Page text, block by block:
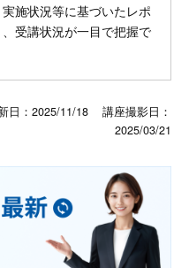
施状況等に基づいたレポ
受講状況が一目で把握で
日： 2025/11/18
講座撮影日：
2025/03/21